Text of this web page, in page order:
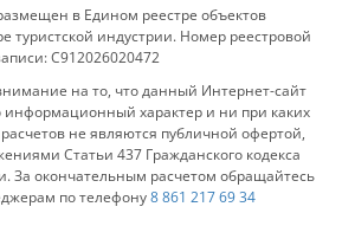
в Едином реестре объектов
туристской индустрии. Номер реестровой
С912026020472
на то, что данный Интернет-сайт
информационный характер и ни при каких
не являются публичной офертой,
Статьи 437 Гражданского кодекса
За окончательным расчетом обращайтесь
по телефону8 861 217 69 34